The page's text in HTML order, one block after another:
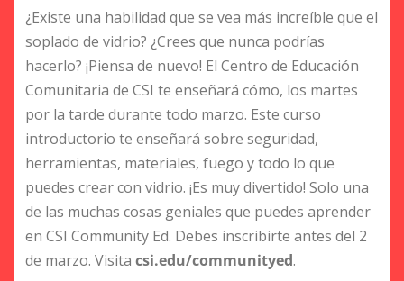
¿Existe una habilidad que se vea más increíble que el
soplado de vidrio? ¿Crees que nunca podrías
hacerlo? ¡Piensa de nuevo! El Centro de Educación
Comunitaria de CSI te enseñará cómo, los martes
por la tarde durante todo marzo. Este curso
introductorio te enseñará sobre seguridad,
herramientas, materiales, fuego y todo lo que
puedes crear con vidrio. ¡Es muy divertido! Solo una
de las muchas cosas geniales que puedes aprender
en CSI Community Ed. Debes inscribirte antes del 2
de marzo. Visita csi.edu/communityed.